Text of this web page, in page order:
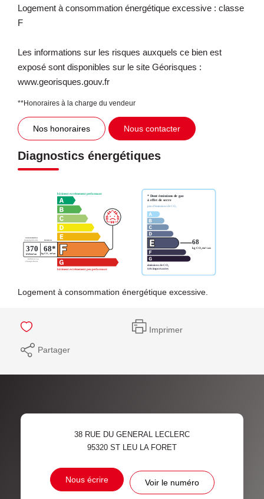
Logement à consommation énergétique excessive : classe
F
Les informations sur les risques auxquels ce bien est
exposé sont disponibles sur le site Géorisques :
www.georisques.gouv.fr
**Honoraires à la charge du vendeur
Nos honoraires Nous contacter
Diagnostics énergétiques
Logement à consommation énergétique excessive.
Imprimer
Partager
38 RUE DU GENERAL LECLERC
95320 ST LEU LA FORET
Nous écrire Voir le numéro